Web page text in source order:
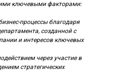
ключевыми факторами:
процессы благодаря
созданной с
и интересов ключевых
через участие в
стратегических